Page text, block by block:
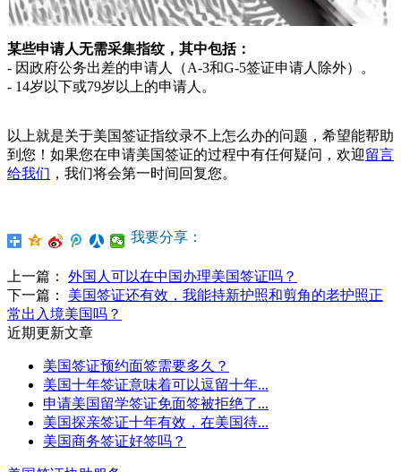
某些申请人无需采集指纹，其中包括：
- 因政府公务出差的申请人（A-3和G-5签证申请人除外）。
- 14岁以下或79岁以上的申请人。
以上就是关于美国签证指纹录不上怎么办的问题，希望能帮助
到您！如果您在申请美国签证的过程中有任何疑问，欢迎留言
给我们 ，我们将会第一时间回复您。
我要分享：
上一篇： 外国人可以在中国办理美国签证吗？
下一篇： 美国签证还有效，我能持新护照和剪角的老护照正
常出入境美国吗？
近期更新文章
美国签证预约面签需要多久？
美国十年签证意味着可以逗留十年...
申请美国留学签证免面签被拒绝了...
美国探亲签证十年有效，在美国待...
美国商务签证好签吗？